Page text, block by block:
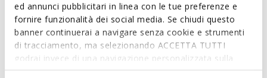
ed annunci pubblicitari in linea con le tue preferenze e
fornire funzionalità dei social media. Se chiudi questo
banner continuerai a navigare senza cookie e strumenti
di tracciamento, ma selezionando ACCETTA TUTTI
godrai invece di una navigazione personalizzata sulla
base dei tuoi gusti ed interessi. Selezionando
Eigenschaften
Sohlenhöhe: 1,5 cm / 0,6"
Schnalle am Riemen zum Einstellen der Passform